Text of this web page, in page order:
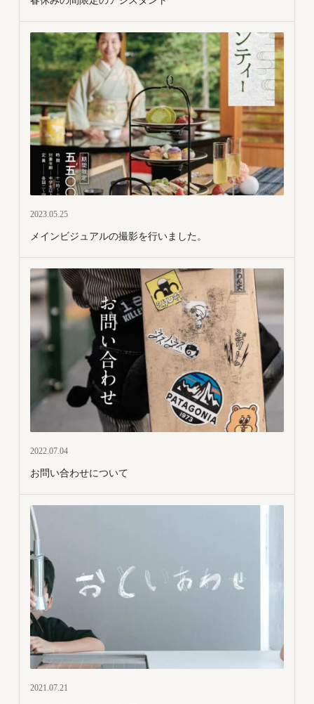
2023.05.25
メインビジュアルの撮影を行いました。
2022.07.04
お問い合わせについて
2021.07.21